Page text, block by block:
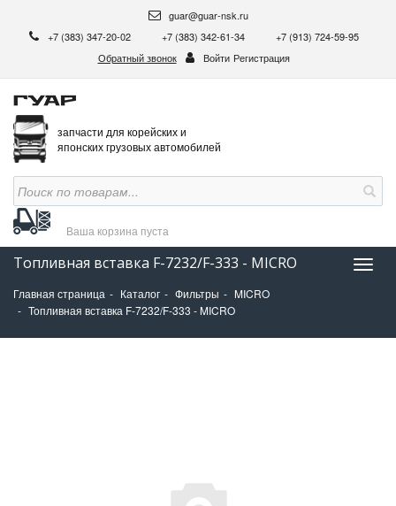
guar@guar-nsk.ru
+7 (383) 347-20-02
+7 (383) 342-61-34
+7 (913) 724-59-95
Обратный звонок
Войти Регистрация
запчасти для корейских и
японских грузовых автомобилей
Ваша корзина пуста
Топливная вставка F-7232/F-333 - MICRO
Главная страница Каталог Фильтры
MICRO
Топливная вставка F-7232/F-333 - MICRO